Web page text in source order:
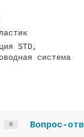
STD,
система
0 Вопрос-